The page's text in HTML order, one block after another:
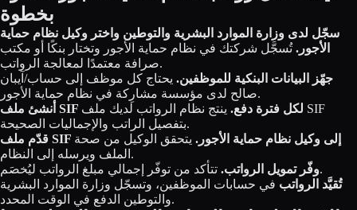
بخطوة
سجّل لدى وزارة الموارد البشرية والتوطين واختر وكيل نظام حماية
الأجور.تُسجَّل شركتك في نظام حماية الأجور وتختار بنكًا أو مكتب
صرافة معتمدًا لمعالجة الرواتب.
جهّز البيانات البنكية للموظفين. يحتاج كل موظف إلى حساب/آيبان
صالح لدى مؤسسة مشارِكة في نظام حماية الأجور.
أنشئ ملف SIF لكل فترة دفع. ينتج نظام الرواتب لديك ملف SIF
بتفصيل الراتب والإجماليات الصحيحة.
قدّم ملف SIF إلى وكيل نظام حماية الأجور. يتحقق الوكيل من صحة
الملف ويرسله إلى النظام.
وفّر تمويل الرواتب.تتأكد من توفّر إجمالي مبلغ الرواتب ليُخصَم.
تُقيَّد الرواتب في حسابات الموظفين، وتسجّل وزارة الموارد البشرية
والتوطين الدفع في الوقت المحدد.